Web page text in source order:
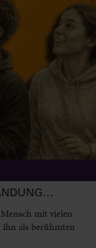
mit vielen
als berühmten